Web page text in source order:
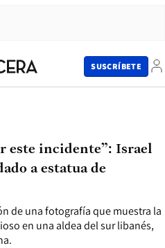
SUSCRÍBETE
de una fotografía que muestra la
en una aldea del sur libanés,
este incidente”: Israel
a estatua de